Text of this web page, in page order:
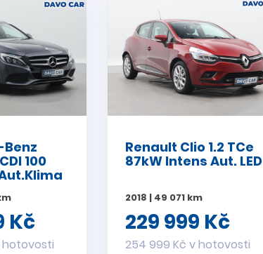
100
Kč
hotovosti
Renault Clio 1.2 TCe
87kW Intens Aut. LED
2018 | 49 071 km
229 999 Kč
254 999 Kč v hotovosti